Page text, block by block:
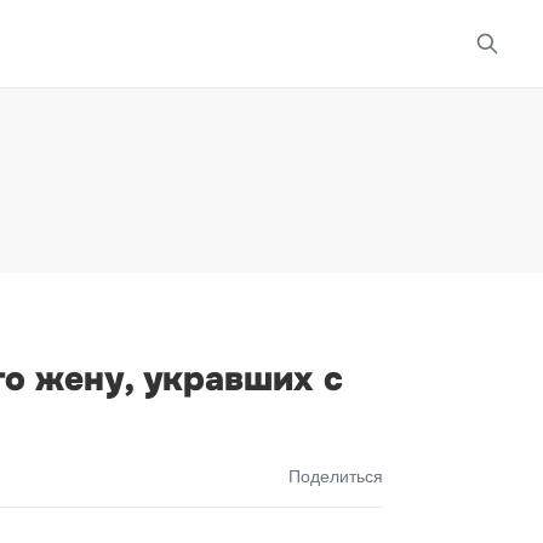
жену, укравших с
Поделиться